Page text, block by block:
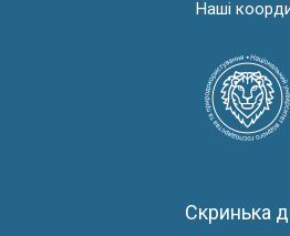
Наші
Скринька